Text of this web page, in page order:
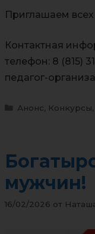
Приглашаем
Контактная
телефон: 8 (815)
педагог-
Анонс Конкурсы
мужчин!
16/02/2026 от